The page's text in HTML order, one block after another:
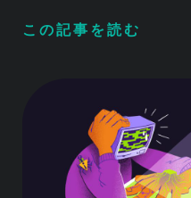
この記事を読む